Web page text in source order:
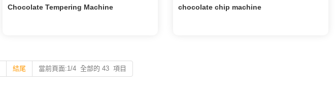
Chocolate Tempering Machine chocolate chip machine
結尾 當前頁面:1/4 全部的 43 項目